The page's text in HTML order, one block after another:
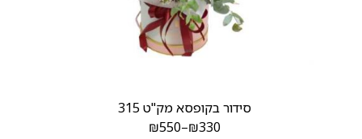
סידור בקופסא מק"ט 315
₪330
–
₪550